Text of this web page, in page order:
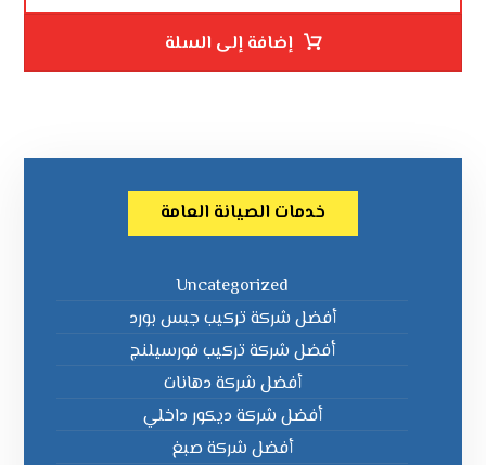
إضافة إلى السلة
خدمات الصيانة العامة
Uncategorized
أفضل شركة تركيب جبس بورد
أفضل شركة تركيب فورسيلنج
أفضل شركة دهانات
أفضل شركة ديكور داخلي
أفضل شركة صبغ